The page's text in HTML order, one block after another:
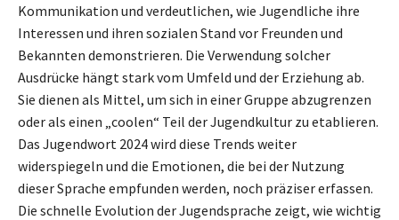
Kommunikation und verdeutlichen, wie Jugendliche ihre
Interessen und ihren sozialen Stand vor Freunden und
Bekannten demonstrieren. Die Verwendung solcher
Ausdrücke hängt stark vom Umfeld und der Erziehung ab.
Sie dienen als Mittel, um sich in einer Gruppe abzugrenzen
oder als einen „coolen“ Teil der Jugendkultur zu etablieren.
Das Jugendwort 2024 wird diese Trends weiter
widerspiegeln und die Emotionen, die bei der Nutzung
dieser Sprache empfunden werden, noch präziser erfassen.
Die schnelle Evolution der Jugendsprache zeigt, wie wichtig